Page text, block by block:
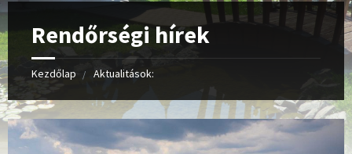
Rendőrségi hírek
Kezdőlap Aktualitások: